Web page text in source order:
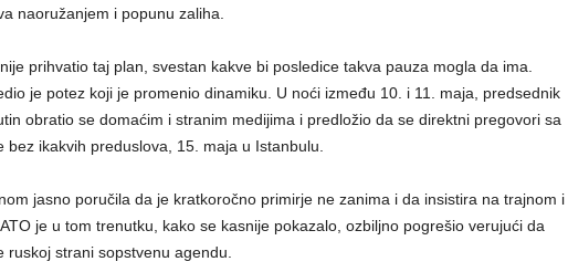
naoružanjem i popunu zaliha.
prihvatio taj plan, svestan kakve bi posledice takva pauza mogla da ima.
je potez koji je promenio dinamiku. U noći između 10. i 11. maja, predsednik
obratio se domaćim i stranim medijima i predložio da se direktni pregovori sa
bez ikakvih preduslova, 15. maja u Istanbulu.
jasno poručila da je kratkoročno primirje ne zanima i da insistira na trajnom i
je u tom trenutku, kako se kasnije pokazalo, ozbiljno pogrešio verujući da
ruskoj strani sopstvenu agendu.